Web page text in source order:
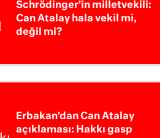
Schrödinger’in milletvekili:
Can Atalay hala vekil mi,
değil mi?
Erbakan’dan Can Atalay
açıklaması: Hakkı gasp